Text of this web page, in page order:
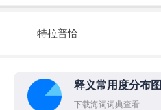
特拉普恰
释义常用度分布图
下载海词词典查看